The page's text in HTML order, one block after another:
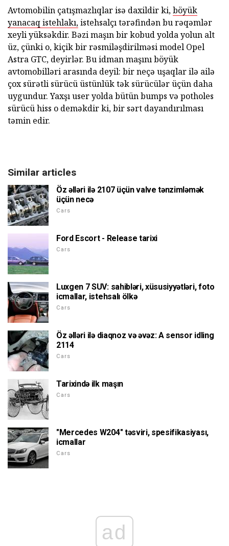
Avtomobilin çatışmazlıqlar isə daxildir ki,böyük
yanacaq istehlakı,istehsalçı tərəfindən bu rəqəmlər
xeyli yüksəkdir. Bəzi maşın bir kobud yolda yolun alt
üz, çünki o, kiçik bir rəsmiləşdirilməsi model Opel
Astra GTC, deyirlər. Bu idman maşını böyük
avtomobilləri arasında deyil: bir neçə uşaqlar ilə ailə
çox sürətli sürücü üstünlük tək sürücülər üçün daha
uygundur. Yaxşı user yolda bütün bumps və potholes
sürücü hiss o deməkdir ki, bir sərt dayandırılması
təmin edir.
Similar articles
Öz əlləri ilə 2107 üçün valve tənzimləmək
üçün necə
Cars
Ford Escort - Release tarixi
Cars
Luxgen 7 SUV: sahibləri, xüsusiyyətləri, foto
icmallar, istehsalı ölkə
Cars
Öz əlləri ilə diaqnoz və əvəz: A sensor idling
2114
Cars
Tarixində ilk maşın
Cars
"Mercedes W204" təsviri, spesifikasiyası,
icmallar
Cars
ad